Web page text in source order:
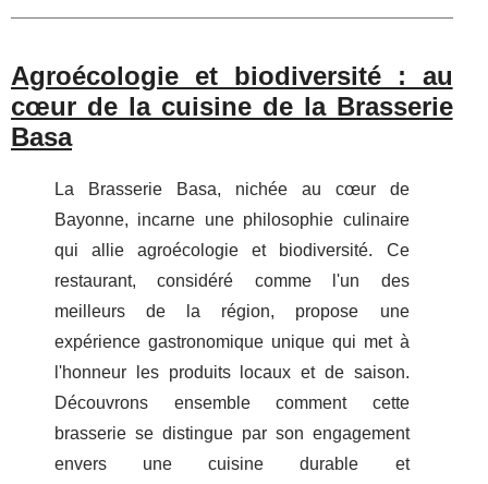
Agroécologie et biodiversité : au
cœur de la cuisine de la Brasserie
Basa
La Brasserie Basa, nichée au cœur de
Bayonne, incarne une philosophie culinaire
qui allie agroécologie et biodiversité. Ce
restaurant, considéré comme l'un des
meilleurs de la région, propose une
expérience gastronomique unique qui met à
l'honneur les produits locaux et de saison.
Découvrons ensemble comment cette
brasserie se distingue par son engagement
envers une cuisine durable et